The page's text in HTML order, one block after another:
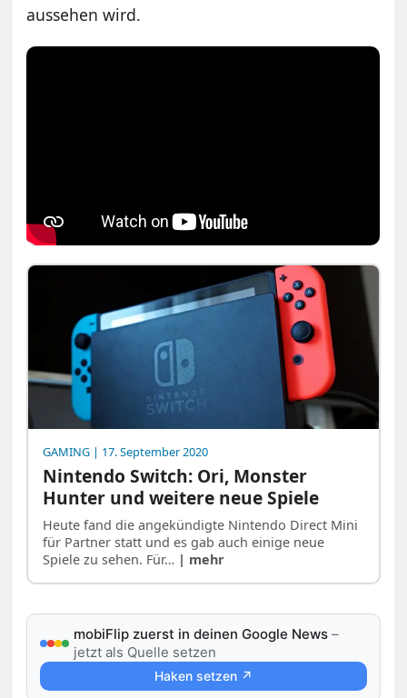
aussehen wird.
GAMING | 17. September 2020
Nintendo Switch: Ori, Monster
Hunter und weitere neue Spiele
Heute fand die angekündigte Nintendo Direct Mini
für Partner statt und es gab auch einige neue
Spiele zu sehen. Für… | mehr
mobiFlip zuerst in deinen Google News –
jetzt als Quelle setzen
Haken setzen ↗